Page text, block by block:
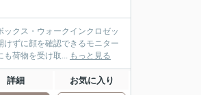
クス・ウォークインクロゼッ
けずに顔を確認できるモニター
も荷物を受け取... もっと見る
詳細 お気に入り